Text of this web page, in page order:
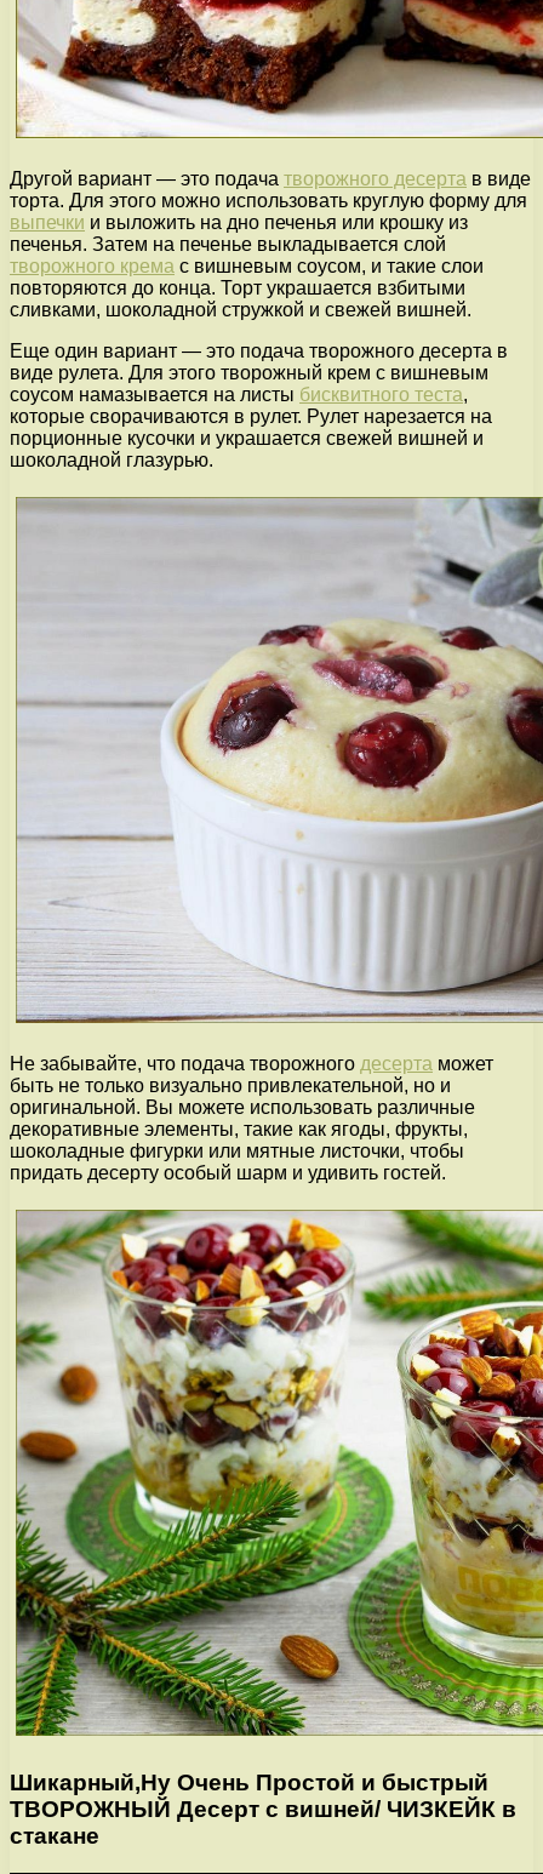
Другой вариант — это подача творожного десерта в виде
торта. Для этого можно использовать круглую форму для
выпечки и выложить на дно печенья или крошку из
печенья. Затем на печенье выкладывается слой
творожного крема с вишневым соусом, и такие слои
повторяются до конца. Торт украшается взбитыми
сливками, шоколадной стружкой и свежей вишней.
Еще один вариант — это подача творожного десерта в
виде рулета. Для этого творожный крем с вишневым
соусом намазывается на листы бисквитного теста,
которые сворачиваются в рулет. Рулет нарезается на
порционные кусочки и украшается свежей вишней и
шоколадной глазурью.
Не забывайте, что подача творожного десерта может
быть не только визуально привлекательной, но и
оригинальной. Вы можете использовать различные
декоративные элементы, такие как ягоды, фрукты,
шоколадные фигурки или мятные листочки, чтобы
придать десерту особый шарм и удивить гостей.
Шикарный,Ну Очень Простой и быстрый
ТВОРОЖНЫЙ Десерт с вишней/ ЧИЗКЕЙК в
стакане